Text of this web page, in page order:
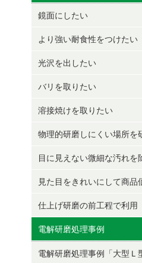
鏡面にしたい
より強い耐食性をつけたい
光沢を出したい
バリを取りたい
溶接焼けを取りたい
物理的研磨しにくい場所を
目に見えない微細な汚れを
見た目をきれいにして商品
仕上げ研磨の前工程で利用
電解研磨処理事例
電解研磨処理事例「大型Ｌ